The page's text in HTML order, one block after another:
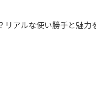
リアルな使い勝手と魅力